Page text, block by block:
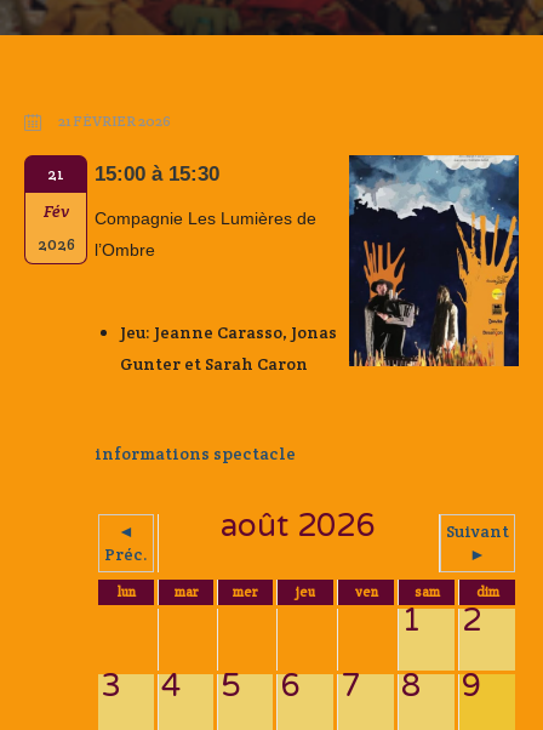
21 FÉVRIER 2026
21
Fév
2026
15:00 à 15:30
Compagnie Les Lumières de
l’Ombre
Jeu: Jeanne Carasso, Jonas
Gunter et Sarah Caron
informations spectacle
◄
Préc.
août 2026
Suivant
►
lun mar mer jeu ven sam dim
1
2
3
4 5 6 7 8
9